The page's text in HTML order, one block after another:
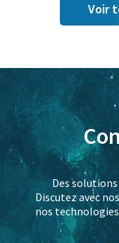
Voir
Des
Discutez avec
nos